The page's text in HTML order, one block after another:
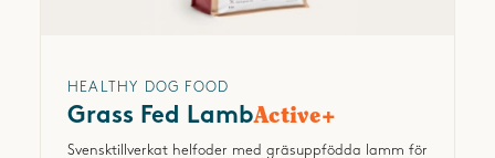
HEALTHY DOG FOOD
Grass Fed LambActive+
Svensktillverkat helfoder med gräsuppfödda lamm för